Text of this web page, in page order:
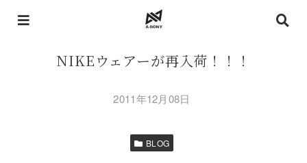
NIKEウェアーが再入荷！！！
2011年12月08日
BLOG